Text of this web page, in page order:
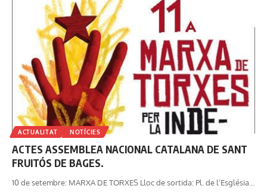
ACTUALITAT NOTÍCIES
ACTES ASSEMBLEA NACIONAL CATALANA DE SANT
FRUITÓS DE BAGES.
10 de setembre: MARXA DE TORXES Lloc de sortida: Pl. de l’Església…